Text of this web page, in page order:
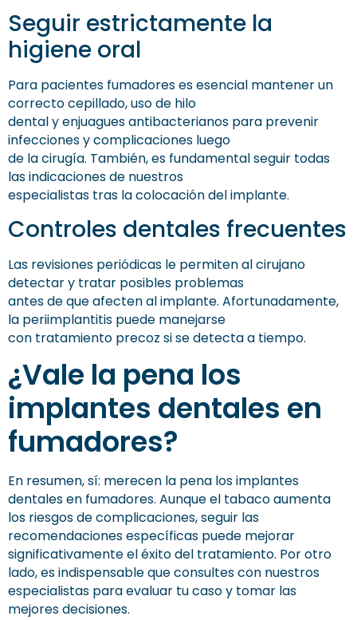
Seguir estrictamente la
higiene oral
Para pacientes fumadores es esencial mantener un
correcto cepillado, uso de hilo
dental y enjuagues antibacterianos para prevenir
infecciones y complicaciones luego
de la cirugía. También, es fundamental seguir todas
las indicaciones de nuestros
especialistas tras la colocación del implante.
Controles dentales frecuentes
Las revisiones periódicas le permiten al cirujano
detectar y tratar posibles problemas
antes de que afecten al implante. Afortunadamente,
la periimplantitis puede manejarse
con tratamiento precoz si se detecta a tiempo.
¿Vale la pena los
implantes dentales en
fumadores?
En resumen, sí: merecen la pena los implantes
dentales en fumadores. Aunque el tabaco aumenta
los riesgos de complicaciones, seguir las
recomendaciones específicas puede mejorar
significativamente el éxito del tratamiento. Por otro
lado, es indispensable que consultes con nuestros
especialistas para evaluar tu caso y tomar las
mejores decisiones.